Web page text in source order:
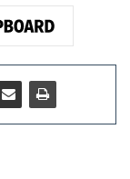
et demie, cette
le
les
donc prêts à